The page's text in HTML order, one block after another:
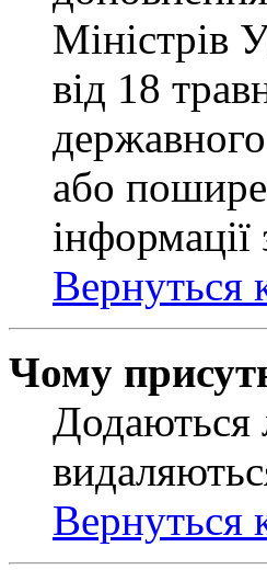
Міністрів
від 18
або
Вернуться
Чому
Додаються
Вернуться